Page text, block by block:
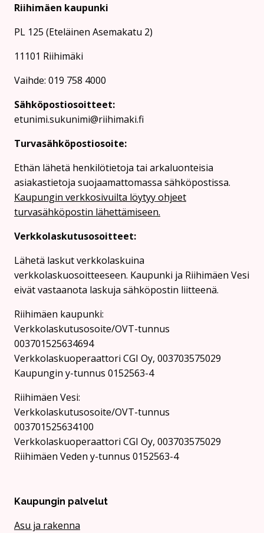
Riihimäen kaupunki
PL 125 (Eteläinen Asemakatu 2)
11101 Riihimäki
Vaihde: 019 758 4000
Sähköpostiosoitteet:
etunimi.sukunimi@riihimaki.fi
Turvasähköpostiosoite:
Ethän lähetä henkilötietoja tai arkaluonteisia
asiakastietoja suojaamattomassa sähköpostissa.
Kaupungin verkkosivuilta löytyy ohjeet
turvasähköpostin lähettämiseen.
Verkkolaskutusosoitteet:
Lähetä laskut verkkolaskuina
verkkolaskuosoitteeseen. Kaupunki ja Riihimäen Vesi
eivät vastaanota laskuja sähköpostin liitteenä.
Riihimäen kaupunki:
Verkkolaskutusosoite/OVT-tunnus
003701525634694
Verkkolaskuoperaattori CGI Oy, 003703575029
Kaupungin y-tunnus 0152563-4
Rii­hi­mäen Vesi:
Verkkolaskutusosoite/OVT-tunnus
003701525634100
Verkkolaskuoperaattori CGI Oy, 003703575029
Riihimäen Veden y-tunnus 0152563-4
Kaupungin palvelut
Asu ja rakenna